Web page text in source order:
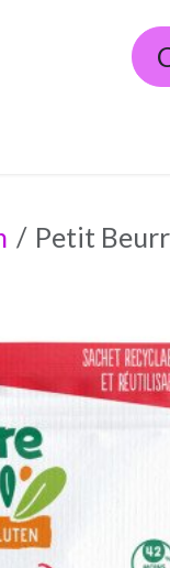
​E-commerce
Petit